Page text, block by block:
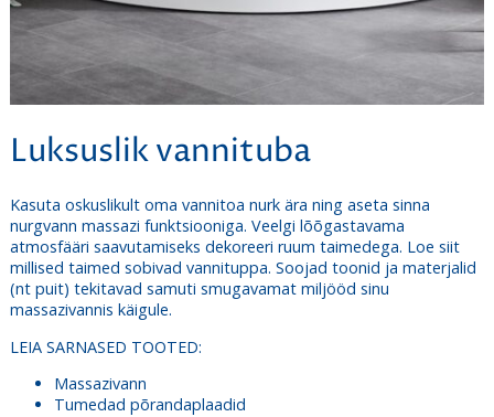
Luksuslik vannituba
Kasuta oskuslikult oma vannitoa nurk ära ning aseta sinna
nurgvann massazi funktsiooniga. Veelgi lõõgastavama
atmosfääri saavutamiseks dekoreeri ruum taimedega. Loe siit
millised taimed sobivad vannituppa. Soojad toonid ja materjalid
(nt puit) tekitavad samuti smugavamat miljööd sinu
massazivannis käigule.
LEIA SARNASED TOOTED:
Massazivann
Tumedad põrandaplaadid